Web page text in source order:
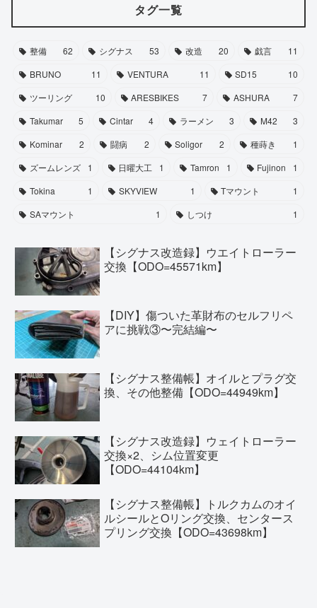
タグ一覧
整備 62 シグナス 53 改造 20 戯言
11
BRUNO
11 VENTURA 11 SD15
10
ツーリング
10 ARESBIKES 7 ASHURA
7
Takumar
5 Cintar 4 ラーメン 3 M42
3
Kominar
2 闘病 2 Soligor 2 種蒔き
1
ズームレンズ
1 日曜大工 1 Tamron 1 Fujinon
1
Tokina
1 SKYVIEW 1 Tマウント
1
SAマウント
1 しつけ 1
【シグナス改造録】ウエイトローラー
交換【ODO=45571km】
【DIY】傷ついた革財布のセルフリペ
アに挑戦③〜完結編〜
【シグナス整備帳】オイルとプラグ交
換、その他整備【ODO=44949km】
【シグナス改造録】ウェイトローラー
交換×2、シム位置変更
【ODO=44104km】
【シグナス整備帳】トルクカムのオイ
ルシールとOリング交換、センタース
プリング交換【ODO=43698km】